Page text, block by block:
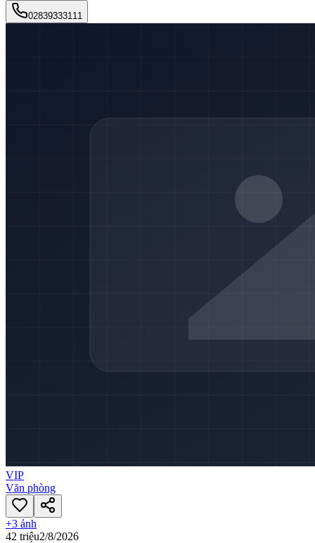
02839333111
VIP
Văn phòng
+3 ảnh
42 triệu2/8/2026